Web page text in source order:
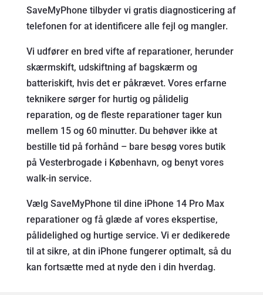
SaveMyPhone tilbyder vi gratis diagnosticering af
telefonen for at identificere alle fejl og mangler.
Vi udfører en bred vifte af reparationer, herunder
skærmskift, udskiftning af bagskærm og
batteriskift, hvis det er påkrævet. Vores erfarne
teknikere sørger for hurtig og pålidelig
reparation, og de fleste reparationer tager kun
mellem 15 og 60 minutter. Du behøver ikke at
bestille tid på forhånd – bare besøg vores butik
på Vesterbrogade i København, og benyt vores
walk-in service.
Vælg SaveMyPhone til dine iPhone 14 Pro Max
reparationer og få glæde af vores ekspertise,
pålidelighed og hurtige service. Vi er dedikerede
til at sikre, at din iPhone fungerer optimalt, så du
kan fortsætte med at nyde den i din hverdag.